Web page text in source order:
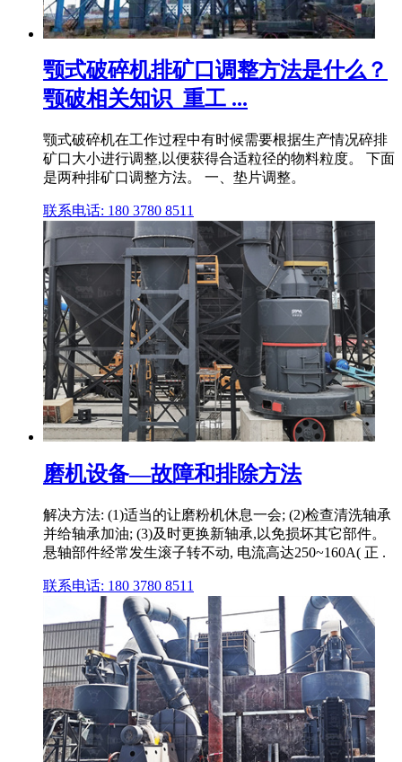
颚式破碎机排矿口调整方法是什么？
颚破相关知识_重工 ...
颚式破碎机在工作过程中有时候需要根据生产情况碎排
矿口大小进行调整,以便获得合适粒径的物料粒度。 下面
是两种排矿口调整方法。 一、垫片调整。
联系电话: 180 3780 8511
磨机设备—故障和排除方法
解决方法: (1)适当的让磨粉机休息一会; (2)检查清洗轴承
并给轴承加油; (3)及时更换新轴承,以免损坏其它部件。
悬轴部件经常发生滚子转不动, 电流高达250~160A( 正 .
联系电话: 180 3780 8511